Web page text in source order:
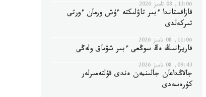
13:06, 08 تامىز 2026
قازاقستاندا ءبىر تاۋلىكتە ءۇش ورمان ءورتى
تىركەلدى
11:06, 08 تامىز 2026
فاريزانىڭ ەڭ سوڭعى ءبىر شۋماق ولەڭى
09:43, 08 تامىز 2026
جالاڭداعان جالىنمەن ەندى قۇلتەمىرلەر
كۇرەسەدى